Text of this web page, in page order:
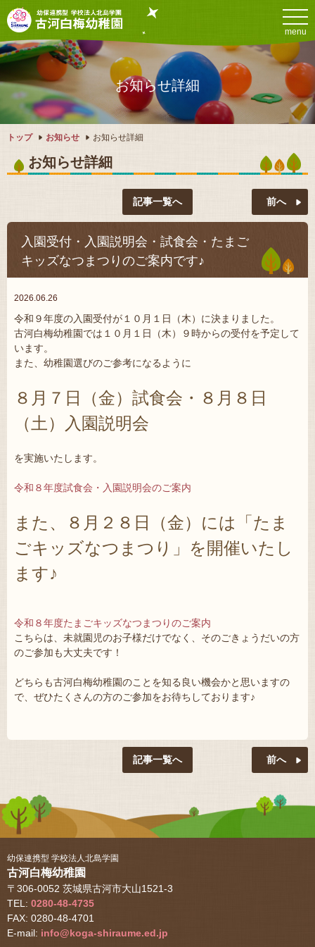
menu
お知らせ詳細
トップ お知らせ お知らせ詳細
お知らせ詳細
記事一覧へ
入園受付・入園説明会・試食会・たまご
キッズなつまつりのご案内です♪
2026.06.26
令和９年度の入園受付が１０月１日（木）に決まりました。
古河白梅幼稚園では１０月１日（木）９時からの受付を予定して
います。
また、幼稚園選びのご参考になるように
８月７日（金）試食会・８月８日
（土）入園説明会
を実施いたします。
令和８年度試食会・入園説明会のご案内
また、８月２８日（金）には「たま
ごキッズなつまつり」を開催いたし
ます♪
令和８年度たまごキッズなつまつりのご案内
こちらは、未就園児のお子様だけでなく、そのごきょうだいの方
のご参加も大丈夫です！
どちらも古河白梅幼稚園のことを知る良い機会かと思いますの
で、ぜひたくさんの方のご参加をお待ちしております♪
記事一覧へ
幼保連携型 学校法人北島学園
古河白梅幼稚園
〒306-0052 茨城県古河市大山1521-3
TEL: 0280-48-4735
FAX: 0280-48-4701
E-mail: info@koga-shiraume.ed.jp